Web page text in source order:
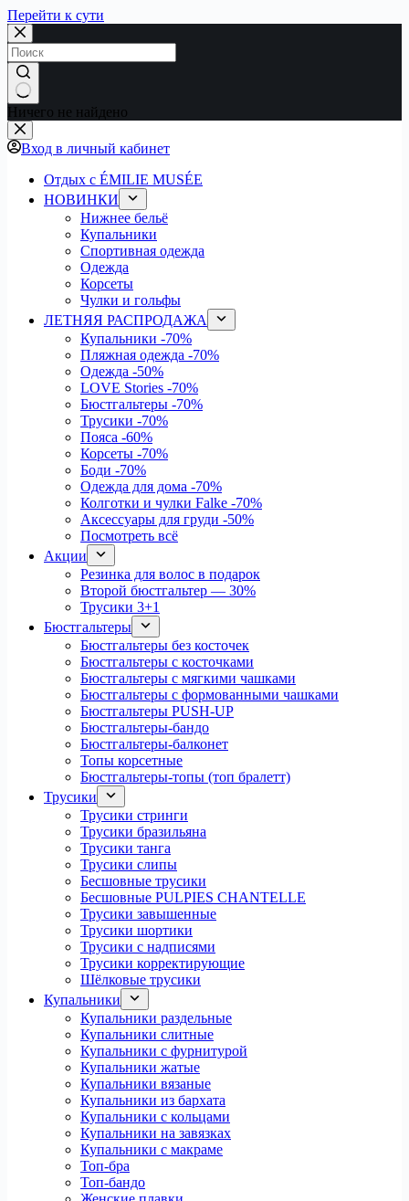
Перейти к сути
Ничего не найдено
Вход в личный кабинет
Отдых с ÉMILIE MUSÉE
НОВИНКИ
Нижнее бельё
Купальники
Спортивная одежда
Одежда
Корсеты
Чулки и гольфы
ЛЕТНЯЯ РАСПРОДАЖА
Купальники -70%
Пляжная одежда -70%
Одежда -50%
LOVE Stories -70%
Бюстгальтеры -70%
Трусики -70%
Пояса -60%
Корсеты -70%
Боди -70%
Одежда для дома -70%
Колготки и чулки Falke -70%
Аксессуары для груди -50%
Посмотреть всё
Акции
Резинка для волос в подарок
Второй бюстгальтер — 30%
Трусики 3+1
Бюстгальтеры
Бюстгальтеры без косточек
Бюстгальтеры с косточками
Бюстгальтеры с мягкими чашками
Бюстгальтеры с формованными чашками
Бюстгальтеры PUSH-UP
Бюстгальтеры-бандо
Бюстгальтеры-балконет
Топы корсетные
Бюстгальтеры-топы (топ бралетт)
Трусики
Трусики стринги
Трусики бразильяна
Трусики танга
Трусики слипы
Бесшовные трусики
Бесшовные PULPIES CHANTELLE
Трусики завышенные
Трусики шортики
Трусики с надписями
Трусики корректирующие
Шёлковые трусики
Купальники
Купальники раздельные
Купальники слитные
Купальники с фурнитурой
Купальники жатые
Купальники вязаные
Купальники из бархата
Купальники с кольцами
Купальники на завязках
Купальники с макраме
Топ-бра
Топ-бандо